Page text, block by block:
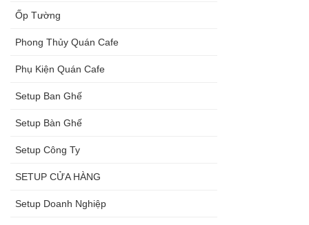
Ốp Tường
Phong Thủy Quán Cafe
Phụ Kiện Quán Cafe
Setup Ban Ghế
Setup Bàn Ghế
Setup Công Ty
SETUP CỬA HÀNG
Setup Doanh Nghiệp